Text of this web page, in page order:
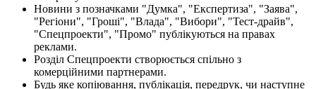
Новини з позначками "Думка", "Експертиза", "Заява",
"Регіони", "Гроші", "Влада", "Вибори", "Тест-драйв",
"Спецпроекти", "Промо" публікуються на правах
реклами.
Розділ Спецпроекти створюється спільно з
комерційними партнерами.
Будь яке копіювання, публікація, передрук, чи наступне